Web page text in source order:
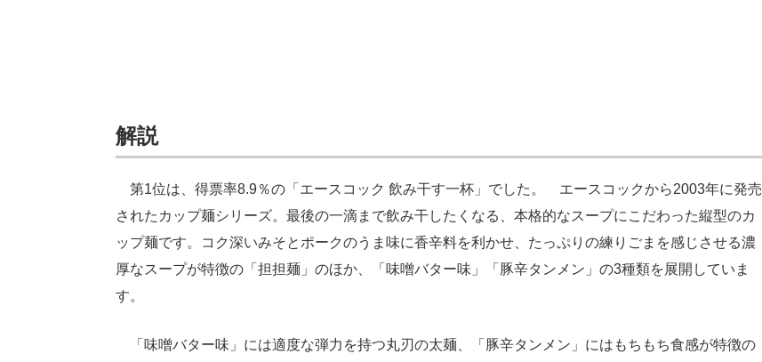
解説
第1位は、得票率8.9％の「エースコック 飲み干す一杯」でした。 エースコックから2003年に発売
されたカップ麺シリーズ。最後の一滴まで飲み干したくなる、本格的なスープにこだわった縦型のカ
ップ麺です。コク深いみそとポークのうま味に香辛料を利かせ、たっぷりの練りごまを感じさせる濃
厚なスープが特徴の「担担麺」のほか、「味噌バター味」「豚辛タンメン」の3種類を展開していま
す。
「味噌バター味」には適度な弾力を持つ丸刃の太麺、「豚辛タンメン」にはもちもち食感が特徴の